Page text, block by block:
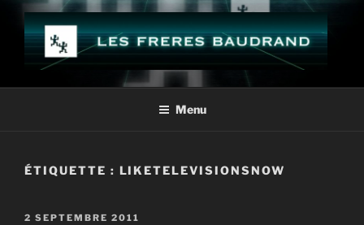
Aller
contenu
principal
LES FRÈRES BAUDRAND
Menu
ÉTIQUETTE : LIKETELEVISIONSNOW
PUBLIÉ
2 SEPTEMBRE 2011